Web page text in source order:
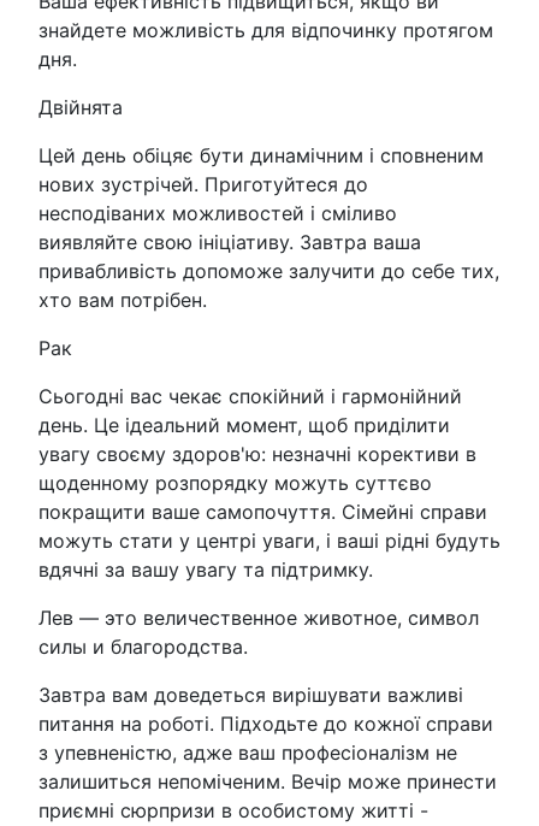
знайдете можливість для відпочинку протягом
дня.
Двійнята
Цей день обіцяє бути динамічним і сповненим
нових зустрічей. Приготуйтеся до
несподіваних можливостей і сміливо
виявляйте свою ініціативу. Завтра ваша
привабливість допоможе залучити до себе тих,
хто вам потрібен.
Рак
Сьогодні вас чекає спокійний і гармонійний
день. Це ідеальний момент, щоб приділити
увагу своєму здоров'ю: незначні корективи в
щоденному розпорядку можуть суттєво
покращити ваше самопочуття. Сімейні справи
можуть стати у центрі уваги, і ваші рідні будуть
вдячні за вашу увагу та підтримку.
Лев — это величественное животное, символ
силы и благородства.
Завтра вам доведеться вирішувати важливі
питання на роботі. Підходьте до кожної справи
з упевненістю, адже ваш професіоналізм не
залишиться непоміченим. Вечір може принести
приємні сюрпризи в особистому житті -